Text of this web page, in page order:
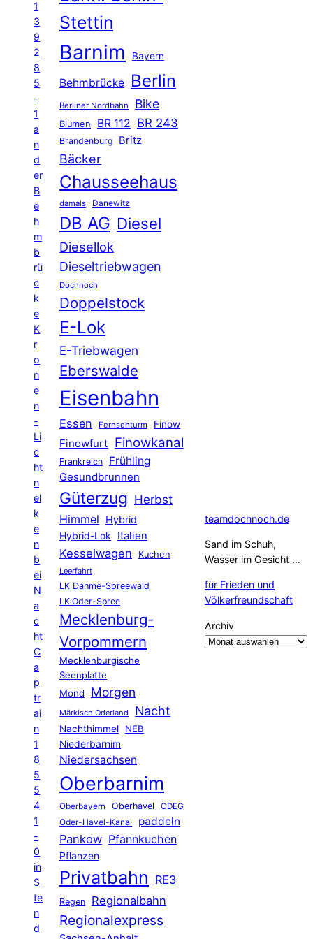
1
3
9
2
8
5
-
1
a
n
d
er
B
e
h
m
b
rü
c
k
e
K
r
o
n
e
n
-
Li
c
ht
n
el
k
e
n
b
ei
N
a
c
ht
C
a
p
tr
ai
n
1
8
5
5
4
1
-
0
in
S
te
n
d
Stettin
Barnim Bayern
Behmbrücke Berlin
Berliner Nordbahn Bike
Blumen BR 112 BR 243
Brandenburg Britz
Bäcker
Chausseehaus
damals Danewitz
DB AG Diesel
Diesellok
Dieseltriebwagen
Dochnoch
Doppelstock
E-Lok
E-Triebwagen
Eberswalde
Eisenbahn
Essen Fernsehturm Finow
Finowfurt Finowkanal
Frankreich Frühling
Gesundbrunnen
Güterzug Herbst
Himmel
Hybrid
Hybrid-Lok Italien
Kesselwagen Kuchen
Leerfahrt
LK Dahme-Spreewald
LK Oder-Spree
Mecklenburg-
Vorpommern
Mecklenburgische
Seenplatte
Mond
Morgen
Märkisch Oderland Nacht
Nachthimmel
NEB
Niederbarnim
Niedersachsen
Oberbarnim
Oberbayern Oberhavel ODEG
Oder-Havel-Kanal paddeln
Pankow Pfannkuchen
Pflanzen
Privatbahn RE3
Regen Regionalbahn
Regionalexpress
teamdochnoch.de
Sand im Schuh,
Wasser im Gesicht …
für Frieden und
Völkerfreundschaft
Archiv